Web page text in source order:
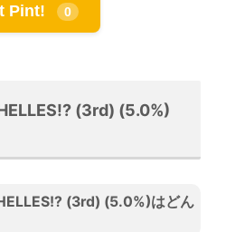
Pint! 0
(3rd) (5.0%)
(3rd) (5.0%)はどん